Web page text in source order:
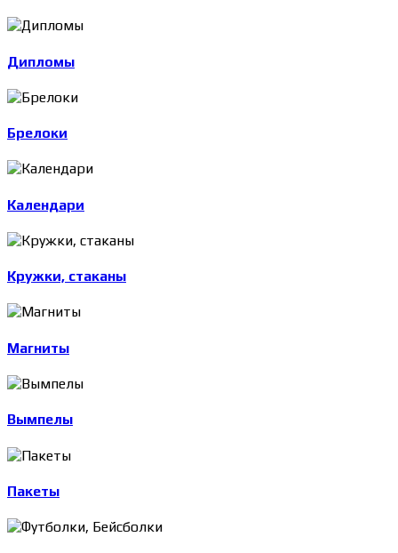
Дипломы
Брелоки
Календари
Кружки, стаканы
Магниты
Вымпелы
Пакеты